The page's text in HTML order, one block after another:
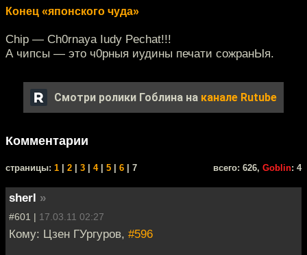
Конец «японского чуда»
Chip — Ch0rnaya Iudy Pechat!!!
А чипсы — это ч0рныя иудины печати сожранЫя.
Смотри ролики Гоблина на канале Rutube
Комментарии
cтраницы: 1 2 3 4| 5 6 | 7 всего: 626, Goblin: 4
sherl »
#601 | 17.03.11 02:27
Кому: Цзен ГУргуров, #596